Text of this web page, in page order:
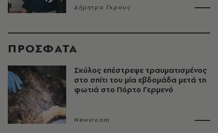
Δήμητρα Γκρους
ΠΡΟΣΦΑΤΑ
Σκύλος επέστρεψε τραυματισμένος
στο σπίτι του μία εβδομάδα μετά τη
φωτιά στο Πόρτο Γερμενό
Newsroom